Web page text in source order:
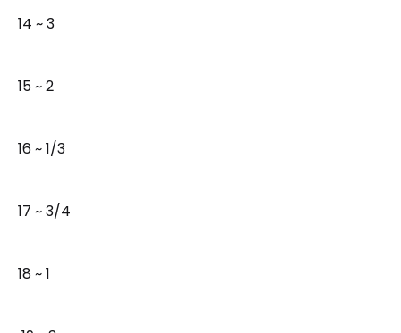
14 ~ 3
15 ~ 2
16 ~ 1/3
17 ~ 3/4
18 ~ 1